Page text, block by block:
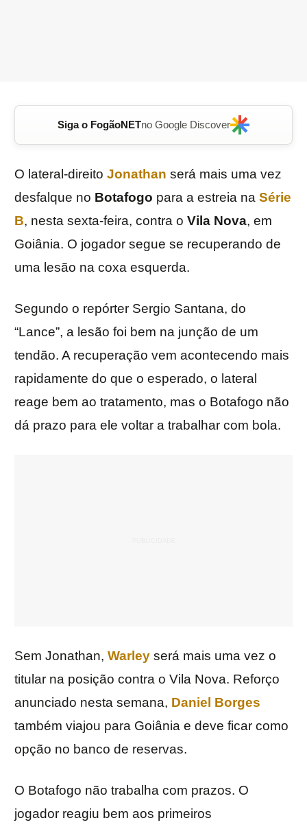
Siga o FogãoNETno Google Discover
O lateral-direito Jonathan será mais uma vez
desfalque no Botafogo para a estreia na Série
B, nesta sexta-feira, contra o Vila Nova, em
Goiânia. O jogador segue se recuperando de
uma lesão na coxa esquerda.
Segundo o repórter Sergio Santana, do
“Lance”, a lesão foi bem na junção de um
tendão. A recuperação vem acontecendo mais
rapidamente do que o esperado, o lateral
reage bem ao tratamento, mas o Botafogo não
dá prazo para ele voltar a trabalhar com bola.
Sem Jonathan, Warley será mais uma vez o
titular na posição contra o Vila Nova. Reforço
anunciado nesta semana, Daniel Borges
também viajou para Goiânia e deve ficar como
opção no banco de reservas.
O Botafogo não trabalha com prazos. O
jogador reagiu bem aos primeiros